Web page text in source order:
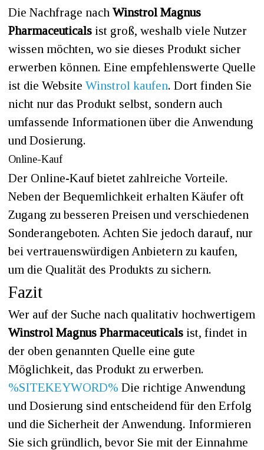
Die Nachfrage nach Winstrol Magnus
Pharmaceuticals ist groß, weshalb viele Nutzer
wissen möchten, wo sie dieses Produkt sicher
erwerben können. Eine empfehlenswerte Quelle
ist die Website Winstrol kaufen. Dort finden Sie
nicht nur das Produkt selbst, sondern auch
umfassende Informationen über die Anwendung
und Dosierung.
Online-Kauf
Der Online-Kauf bietet zahlreiche Vorteile.
Neben der Bequemlichkeit erhalten Käufer oft
Zugang zu besseren Preisen und verschiedenen
Sonderangeboten. Achten Sie jedoch darauf, nur
bei vertrauenswürdigen Anbietern zu kaufen,
um die Qualität des Produkts zu sichern.
Fazit
Wer auf der Suche nach qualitativ hochwertigem
Winstrol Magnus Pharmaceuticals ist, findet in
der oben genannten Quelle eine gute
Möglichkeit, das Produkt zu erwerben.
%SITEKEYWORD% Die richtige Anwendung
und Dosierung sind entscheidend für den Erfolg
und die Sicherheit der Anwendung. Informieren
Sie sich gründlich, bevor Sie mit der Einnahme